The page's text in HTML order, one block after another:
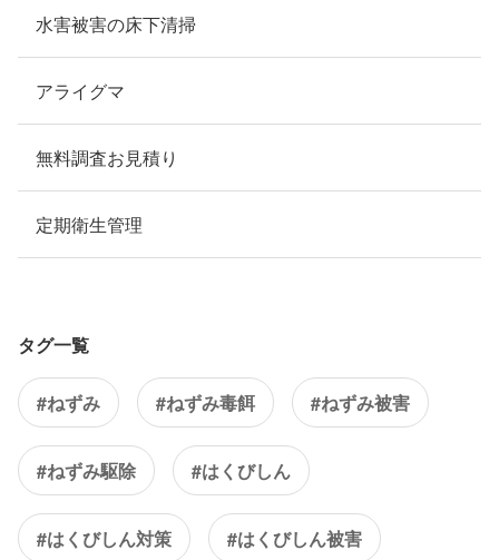
水害被害の床下清掃
アライグマ
無料調査お見積り
定期衛生管理
タグ一覧
#ねずみ #ねずみ毒餌 #ねずみ被害
#ねずみ駆除 #はくびしん
#はくびしん対策 #はくびしん被害